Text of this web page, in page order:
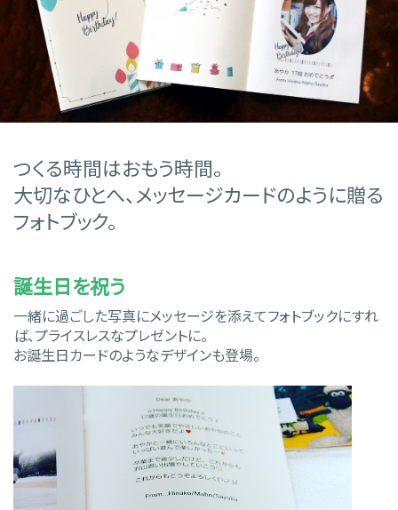
つくる時間はおもう時間。
大切なひとへ、メッセージカードのように贈る
フォトブック。
誕生日を祝う
一緒に過ごした写真にメッセージを添えてフォトブックにすれ
ば、プライスレスなプレゼントに。
お誕生日カードのようなデザインも登場。